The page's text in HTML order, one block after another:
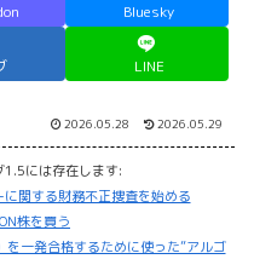
Bluesky
LINE
2026.05.28 2026.05.29
1.5には存在します:
関する財務不正捜査を始める
株を買う
一発合格するために使った”アルゴ